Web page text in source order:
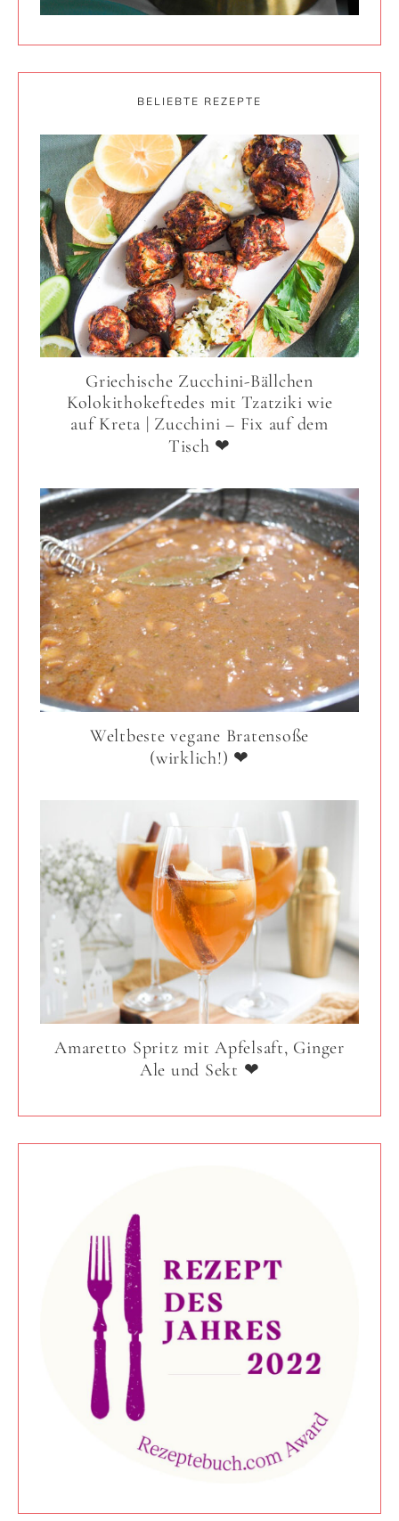
BELIEBTE REZEPTE
Griechische Zucchini-Bällchen
Kolokithokeftedes mit Tzatziki wie
auf Kreta | Zucchini – Fix auf dem
Tisch ❤
Weltbeste vegane Bratensoße
(wirklich!) ❤
Amaretto Spritz mit Apfelsaft, Ginger
Ale und Sekt ❤